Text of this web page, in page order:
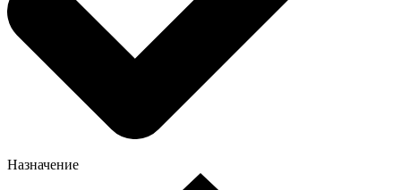
Назначение